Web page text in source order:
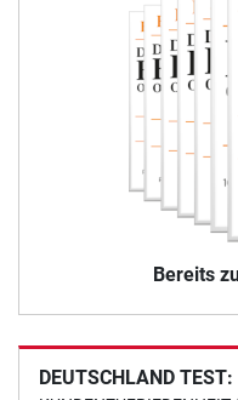
Bereits
DEUTSCHLAND